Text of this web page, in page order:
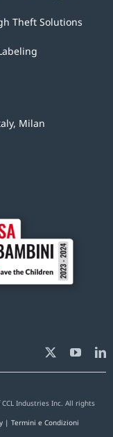
Theft Solutions
Milan
Industries Inc. All rights
| Termini e Condizioni